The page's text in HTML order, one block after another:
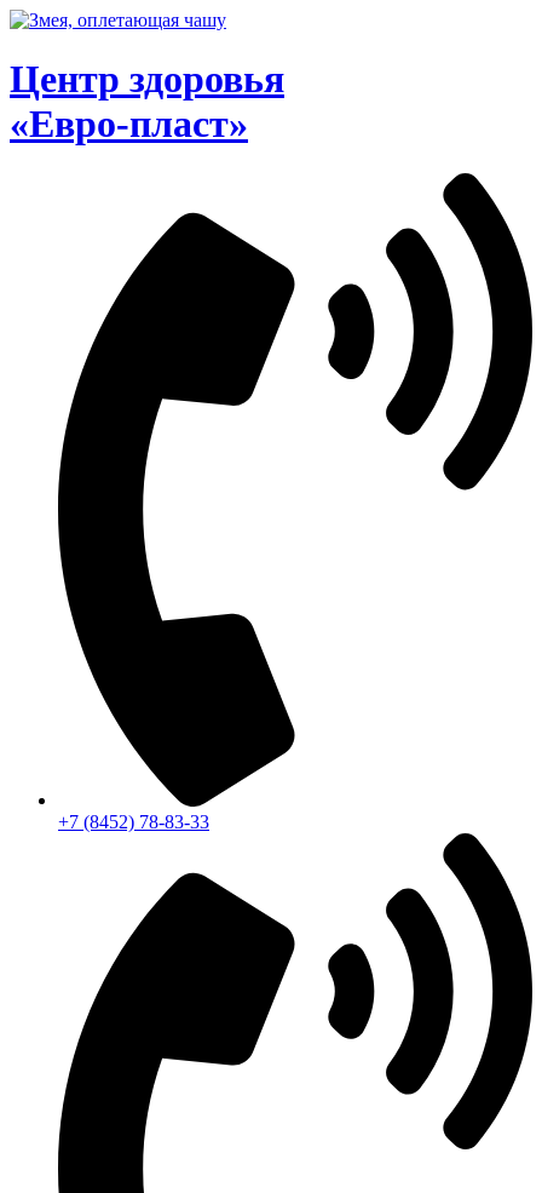
Перейти
содержимому
Центр здоровья
«Евро-пласт»
+7 (8452) 78-83-33